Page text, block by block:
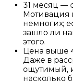
31 месяц —
Мотивация
немногих;
зашло ли
этого.
Цена выше
Даже в
ощутимый, и
насколько